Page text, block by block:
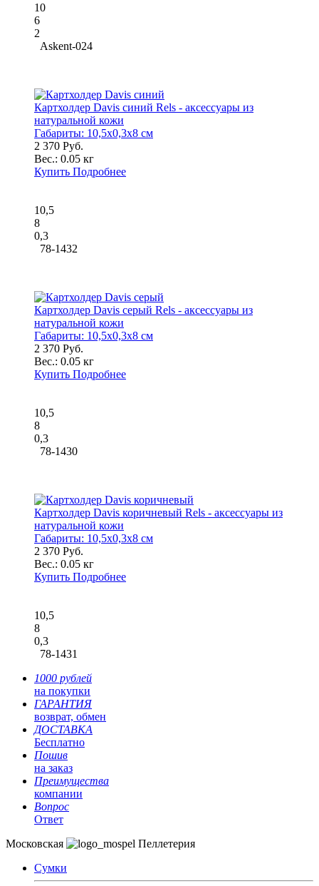
10
6
2
Askent-024
Картхолдер Davis синий Rels - аксессуары из
натуральной кожи
Габариты: 10,5x0,3x8 см
2 370 Руб.
Вес.: 0.05 кг
Купить Подробнее
10,5
8
0,3
78-1432
Картхолдер Davis серый Rels - аксессуары из
натуральной кожи
Габариты: 10,5x0,3x8 см
2 370 Руб.
Вес.: 0.05 кг
Купить Подробнее
10,5
8
0,3
78-1430
Картхолдер Davis коричневый Rels - аксессуары из
натуральной кожи
Габариты: 10,5x0,3x8 см
2 370 Руб.
Вес.: 0.05 кг
Купить Подробнее
10,5
8
0,3
78-1431
1000 рублей
на покупки
ГАРАНТИЯ
возврат, обмен
ДОСТАВКА
Бесплатно
Пошив
на заказ
Преимущества
компании
Вопрос
Ответ
Московская
Пеллетерия
Сумки